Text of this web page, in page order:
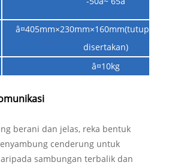
â¤405mm×230mm×160mm(tutup
disertakan)
â¤10kg
berani dan jelas, reka bentuk
cenderung untuk
sambungan terbalik dan